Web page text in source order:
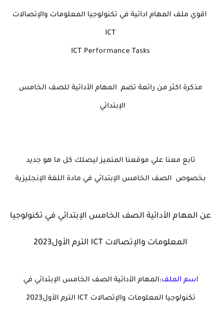
اقوي ملف المهام ادائية في تكنولوجيا المعلومات والإتصالات
ICT
ICT Performance Tasks
مذكرة اكثر من رائعة تضم المهام الأدائية للصف الخامس
الإبتدائي
تابع معنا علي موقعنا المتميز ليصلك كل ما هو جديد
بخصوص الصف الخامس الإبتدائي في مادة اللغة الإنجليزية
عن المهام الأدائية الصف الخامس الإبتدائي في تكنولوجيا
المعلومات والإتصالات ICT الترم الأول2023
اسم الملف:المهام الأدائية الصف الخامس الإبتدائي في
تكنولوجيا المعلومات والإتصالات ICT الترم الأول2023